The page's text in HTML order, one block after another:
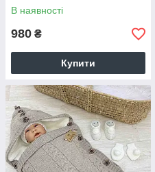
В наявності
980 ₴
Купити